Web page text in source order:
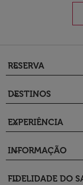
RESERVA
keyboard_arrow_down
DESTINOS
keyboard_arrow_down
EXPERIÊNCIA
keyboard_arrow_down
INFORMAÇÃO
keyboard_arrow_down
FIDELIDADE DO
keyboard_arrow_down